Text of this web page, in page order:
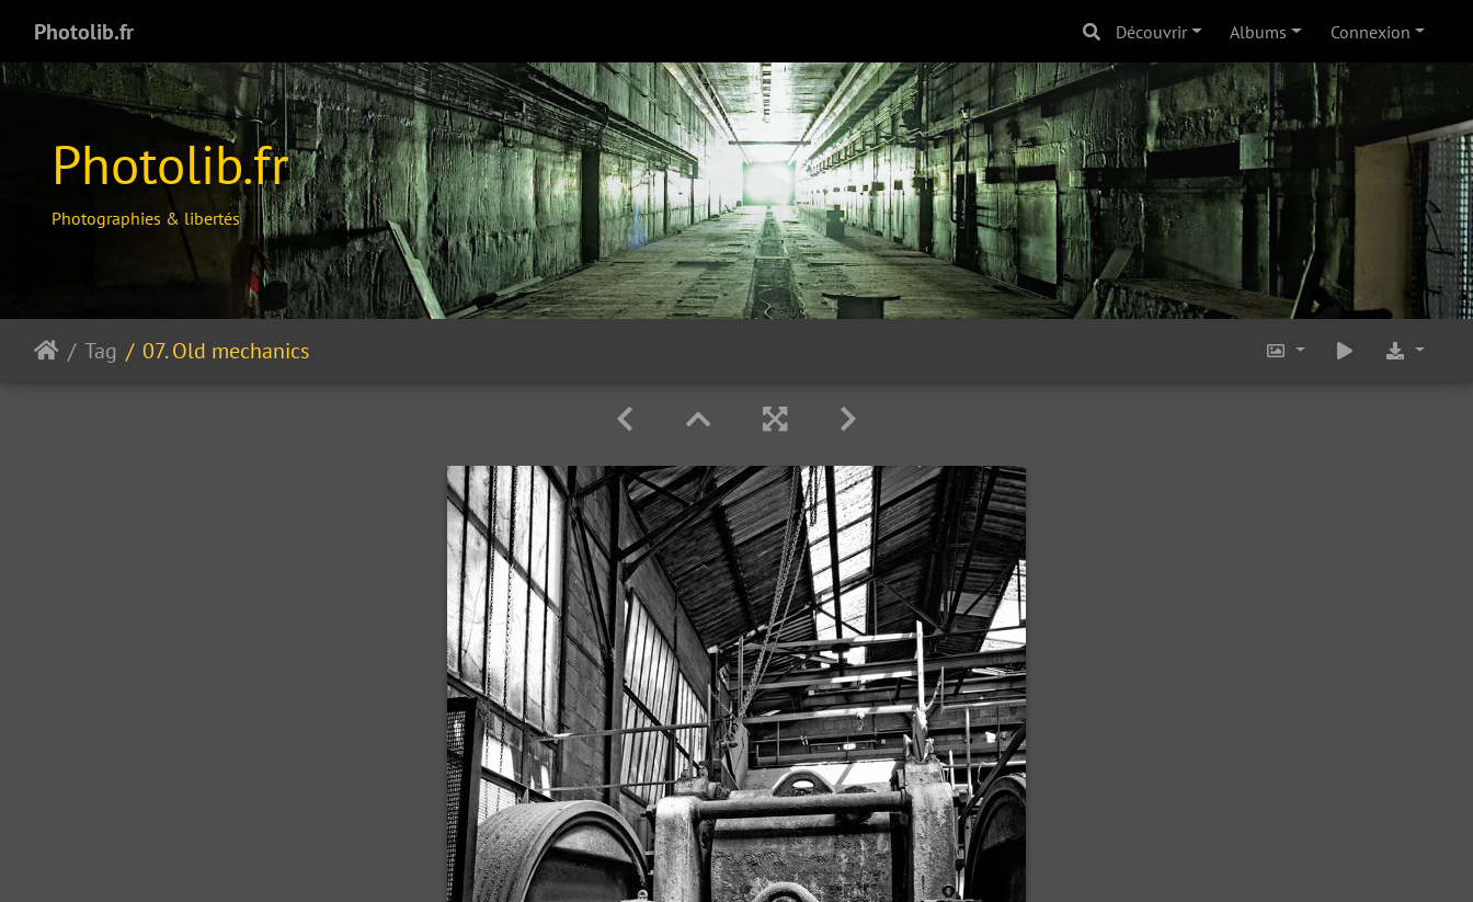
Photolib.fr Découvrir Albums Connexion
Photolib.fr
Photographies & libertés
Tag 07. Old mechanics